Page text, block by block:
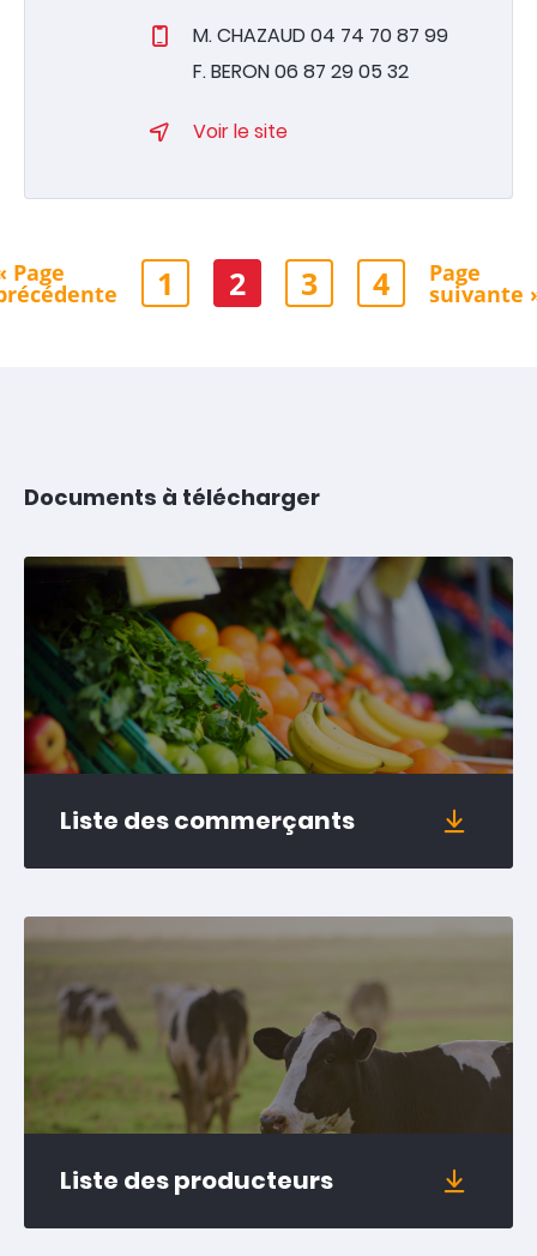
M. CHAZAUD 04 74 70 87 99
F. BERON 06 87 29 05 32
Voir le site
Page 1 2 3 4 Page
suivante
Documents à télécharger
Liste des commerçants
Liste des producteurs